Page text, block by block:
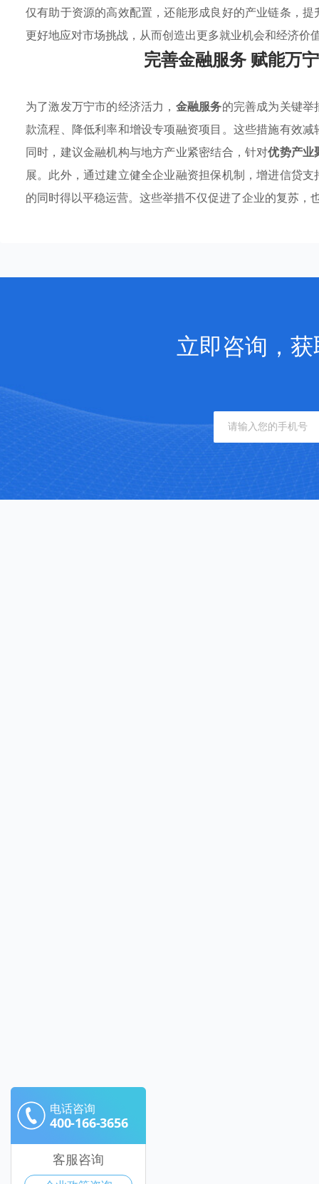
仅有助于资源的高效配置，还能形成良好的产业链条，
更好地应对市场挑战，从而创造出更多就业机会和经济价
完善金融服务 赋能万
为了激发万宁市的经济活力， 金融服务的完善成为关键
款流程、降低利率和增设专项融资项目。这些措施有效
同时，建议金融机构与地方产业紧密结合，针对优势产业
展。此外，通过建立健全企业融资担保机制，增进信贷
的同时得以平稳运营。这些举措不仅促进了企业的复苏，
电话咨询
400-166-3656
客服咨询
立即咨询，